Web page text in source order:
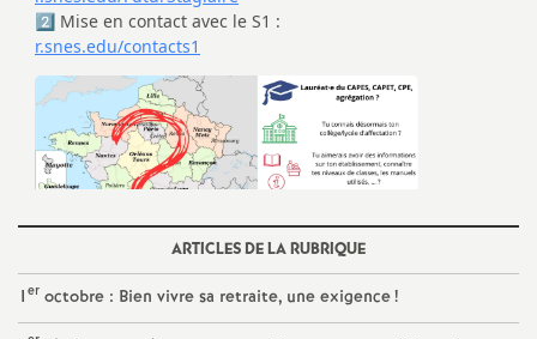
n
d
d
e
ARTICLES DE LA RUBRIQUE
1er octobre : Bien vivre sa retraite, une exigence!